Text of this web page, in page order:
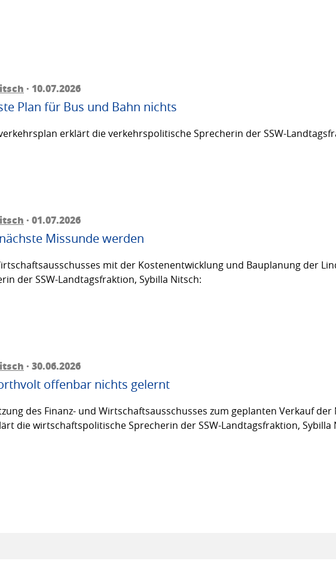
· 10.07.2026
Plan für Bus und Bahn nichts
erklärt die verkehrspolitische Sprecherin der SSW-
· 01.07.2026
Missunde werden
mit der Kostenentwicklung und Bauplanung der
der SSW-Landtagsfraktion, Sybilla Nitsch:
· 30.06.2026
offenbar nichts gelernt
des Finanz- und Wirtschaftsausschusses zum geplanten Verkauf
die wirtschaftspolitische Sprecherin der SSW-Landtagsfraktion, Sybilla